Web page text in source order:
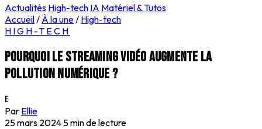
Actualités High-tech IA Matériel & Tutos
Accueil/ À la une/ High-tech
HIGH-TECH
Pourquoi le streaming vidéo augmente la
pollution numérique ?
E
Par Ellie
25 mars 2024 5 min de lecture